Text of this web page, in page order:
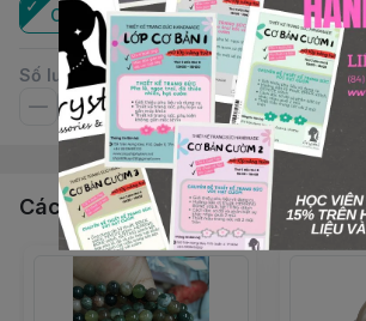
Cái
Số lượng
Các sản phẩm, dịch vụ khác